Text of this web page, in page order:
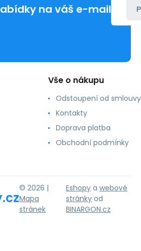
na váš e-mail
Vše o nákupu
Odstoupení od smlouvy
Kontakty
Doprava platba
Obchodní podmínky
© 2026 |
Mapa
stránek
Eshopy a webové
stránky od
BINARGON.cz